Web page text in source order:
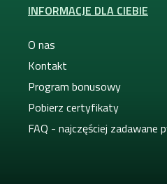
INFORMACJE DLA CIEBIE
O nas
Kontakt
Program bonusowy
Pobierz certyfikaty
FAQ - najczęściej zadawane